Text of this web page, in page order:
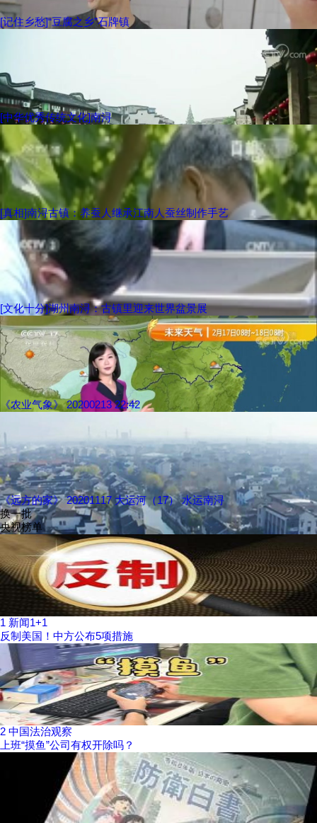
[记住乡愁]“豆腐之乡”石牌镇
[中华优秀传统文化]南浔
[真相]南浔古镇：养蚕人继承江南人蚕丝制作手艺
[文化十分]湖州南浔：古镇里迎来世界盆景展
《农业气象》 20200213 22:42
《远方的家》 20201117 大运河（17） 水运南浔
换一批
央视榜单
1 新闻1+1
反制美国！中方公布5项措施
2 中国法治观察
上班“摸鱼”公司有权开除吗？